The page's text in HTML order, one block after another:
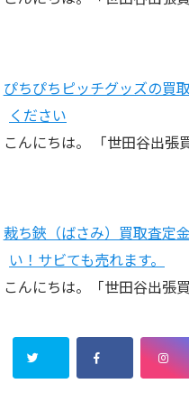
ぴちぴちピッチグッズの買
ください
こんにちは。 「世田谷出張
裁ち鋏（ばさみ）買取査定
い！サビても売れます。
こんにちは。「世田谷出張